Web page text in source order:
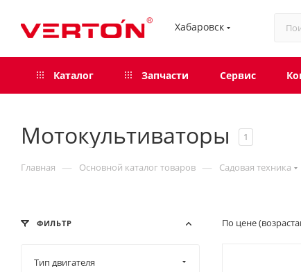
Хабаровск
Каталог Запчасти Сервис
Мотокультиваторы 1
Главная — Основной каталог товаров — Садовая техника
По цене
ФИЛЬТР
Тип двигателя